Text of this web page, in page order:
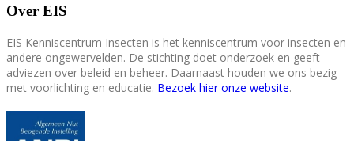
Over EIS
EIS Kenniscentrum Insecten is het kenniscentrum voor insecten en
andere ongewervelden. De stichting doet onderzoek en geeft
adviezen over beleid en beheer. Daarnaast houden we ons bezig
met voorlichting en educatie. Bezoek hier onze website.